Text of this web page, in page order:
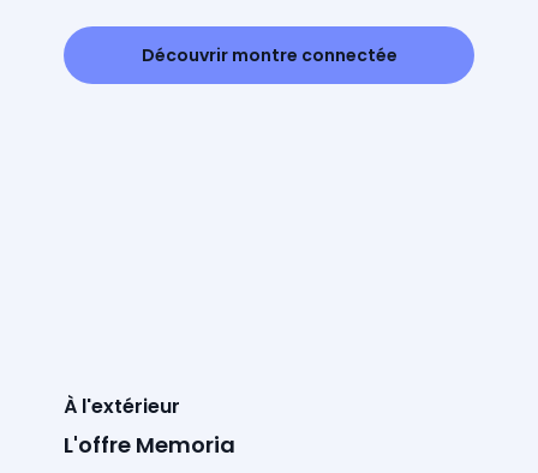
Découvrir montre connectée
À l'extérieur
L'offre Memoria